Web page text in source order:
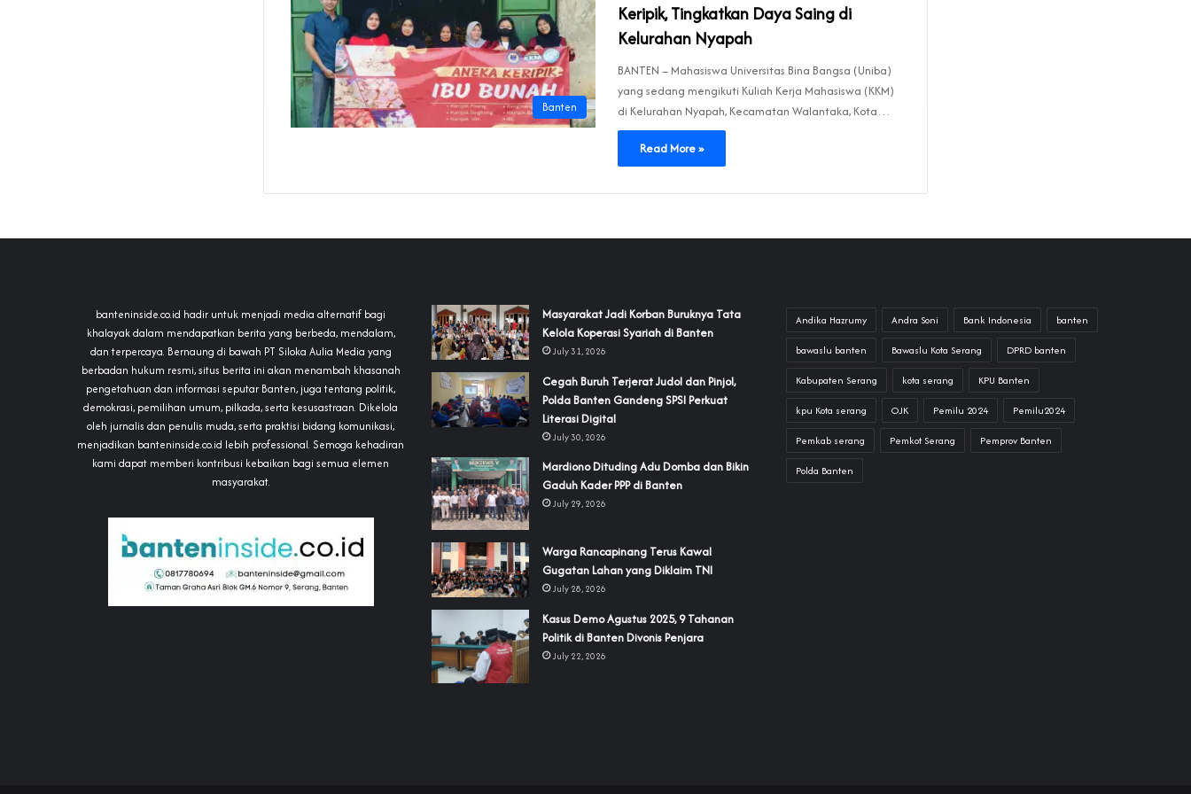
Banten
Keripik, Tingkatkan Daya Saing di
Kelurahan Nyapah
BANTEN – Mahasiswa Universitas Bina Bangsa (Uniba)
yang sedang mengikuti Kuliah Kerja Mahasiswa (KKM)
di Kelurahan Nyapah, Kecamatan Walantaka, Kota…
Read More »
banteninside.co.id hadir untuk menjadi media alternatif bagi
khalayak dalam mendapatkan berita yang berbeda, mendalam,
dan terpercaya. Bernaung di bawah PT Siloka Aulia Media yang
berbadan hukum resmi, situs berita ini akan menambah khasanah
pengetahuan dan informasi seputar Banten, juga tentang politik,
demokrasi, pemilihan umum, pilkada, serta kesusastraan. Dikelola
oleh jurnalis dan penulis muda, serta praktisi bidang komunikasi,
menjadikan banteninside.co.id lebih professional. Semoga kehadiran
kami dapat memberi kontribusi kebaikan bagi semua elemen
masyarakat.
‎Masyarakat Jadi Korban Buruknya Tata
Kelola Koperasi Syariah di Banten
July 31, 2026
Cegah Buruh Terjerat Judol dan Pinjol,
Polda Banten Gandeng SPSI Perkuat
Literasi Digital
July 30, 2026
‎Mardiono Dituding Adu Domba dan Bikin
Gaduh Kader PPP di Banten
July 29, 2026
‎Warga Rancapinang Terus Kawal
Gugatan Lahan yang Diklaim TNI‎‎
July 28, 2026
‎Kasus Demo Agustus 2025, 9 Tahanan
Politik di Banten Divonis Penjara
July 22, 2026
Andika Hazrumy Andra Soni Bank Indonesia banten
bawaslu banten Bawaslu Kota Serang DPRD banten
Kabupaten Serang kota serang KPU Banten
kpu Kota serang OJK Pemilu 2024 Pemilu2024
Pemkab serang Pemkot Serang Pemprov Banten
Polda Banten